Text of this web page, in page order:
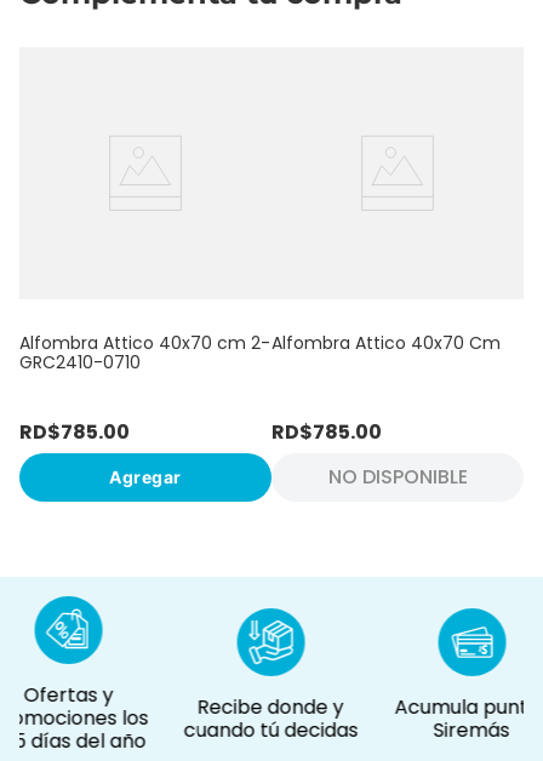
Alfombra Attico 40x70 cm 2-
GRC2410-0710
RD$785.00
Agregar
Alfombra Attico 40x70 Cm
RD$785.00
NO DISPONIBLE
Ofertas y
los
días del año
Recibe donde y
cuando tú decidas
Acumula puntos
Siremás